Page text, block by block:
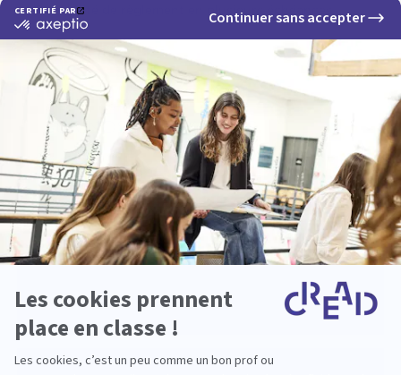
Possibilité de règlement en plusieurs échéances.
TOUT SAVOIR
SUR NOS FORMATIONS
Formations
1e année